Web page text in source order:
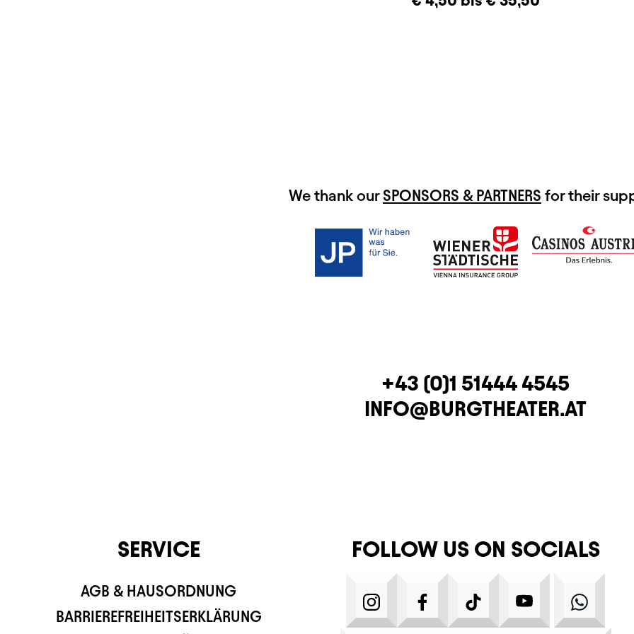
We thank our SPONSORS & PARTNERS for their
TELEPHONE
+43 (0)1 51444 4545
E-MAIL
INFO@BURGTHEATER.AT
FOLLOW US ON SOCIALS
INSTAGRAMFACEBOOK
TIKTOK YOUTUBE
SERVICE
AGB & HAUSORDNUNG
BARRIEREFREIHEITSERKLÄRUNG